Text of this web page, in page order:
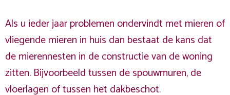
Als u ieder jaar problemen ondervindt met mieren of
vliegende mieren in huis dan bestaat de kans dat
de mierennesten in de constructie van de woning
zitten. Bijvoorbeeld tussen de spouwmuren, de
vloerlagen of tussen het dakbeschot.